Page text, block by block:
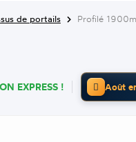
de portails Profilé
EXPRESS ! Août